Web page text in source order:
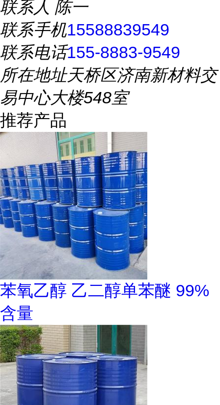
联系人 陈一
联系手机15588839549
联系电话155-8883-9549
所在地址天桥区济南新材料交
易中心大楼548室
推荐产品
苯氧乙醇 乙二醇单苯醚 99%
含量